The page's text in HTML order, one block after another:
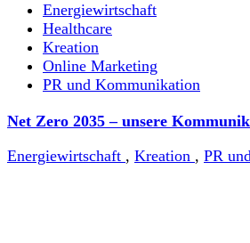
Energiewirtschaft
Healthcare
Kreation
Online Marketing
PR und Kommunikation
Net Zero 2035 – unsere
Energiewirtschaft , Kreation , PR